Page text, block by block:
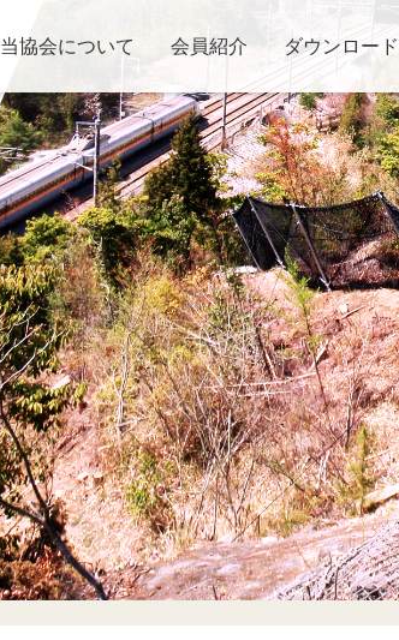
当協会について 会員紹介 ダウンロード